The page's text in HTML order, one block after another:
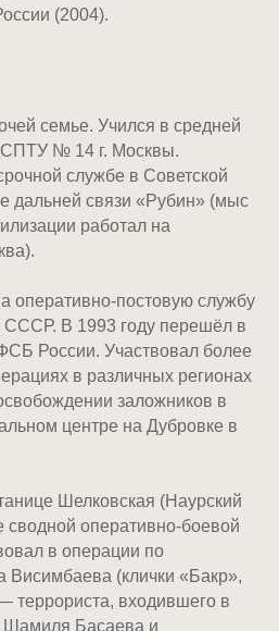
(2004).
семье. Учился в средней
№ 14 г. Москвы.
службе в Советской
дальней связи «Рубин» (мыс
работал на
оперативно-постовую службу
СССР. В 1993 году перешёл в
России. Участвовал более
в различных регионах
заложников в
центре на Дубровке в
Шелковская (Наурский
сводной оперативно-боевой
в операции по
Висимбаева (клички «Бакр»,
террориста, входившего в
Шамиля Басаева и